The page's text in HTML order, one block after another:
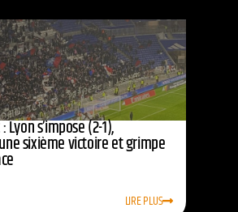
Lyon s’impose (2-1),
sixième victoire et grimpe
LIRE PLUS